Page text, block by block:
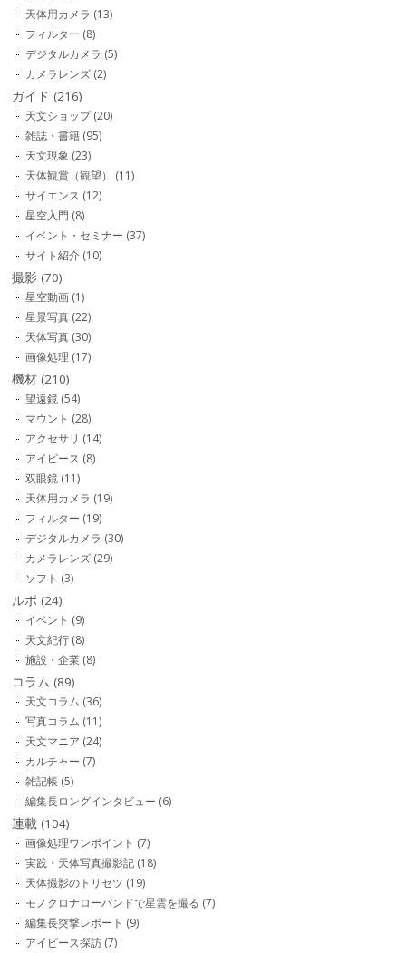
天体用カメラ (13)
フィルター (8)
デジタルカメラ (5)
カメラレンズ (2)
ガイド (216)
天文ショップ(20)
雑誌・書籍 (95)
天文現象 (23)
天体観賞（観望）
(11)
サイエンス (12)
星空入門 (8)
イベント・セミナー (37)
サイト紹介 (10)
撮影 (70)
星空動画 (1)
星景写真 (22)
天体写真 (30)
画像処理 (17)
機材 (210)
望遠鏡 (54)
マウント (28)
アクセサリ (14)
アイピース (8)
双眼鏡 (11)
天体用カメラ (19)
フィルター (19)
デジタルカメラ (30)
カメラレンズ (29)
ソフト (3)
ルポ (24)
イベント (9)
天文紀行 (8)
施設・企業 (8)
コラム (89)
天文コラム (36)
写真コラム (11)
天文マニア (24)
カルチャー (7)
雑記帳 (5)
編集長ロングインタビュー (6)
連載 (104)
画像処理ワンポイント (7)
実践・天体写真撮影記 (18)
天体撮影のトリセツ (19)
モノクロナローバンドで星雲を撮る (7)
編集長突撃レポート (9)
アイピース探訪 (7)